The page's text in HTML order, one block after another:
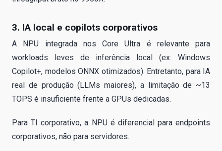
3. IA local e copilots corporativos
A NPU integrada nos Core Ultra é relevante para
workloads leves de inferência local (ex: Windows
Copilot+, modelos ONNX otimizados). Entretanto, para IA
real de produção (LLMs maiores), a limitação de ~13
TOPS é insuficiente frente a GPUs dedicadas.
Para TI corporativo, a NPU é diferencial para endpoints
corporativos, não para servidores.